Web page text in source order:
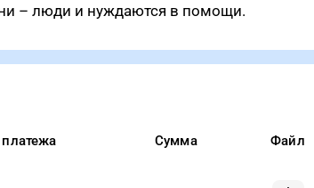
– люди и нуждаются в помощи.
Сумма Файл